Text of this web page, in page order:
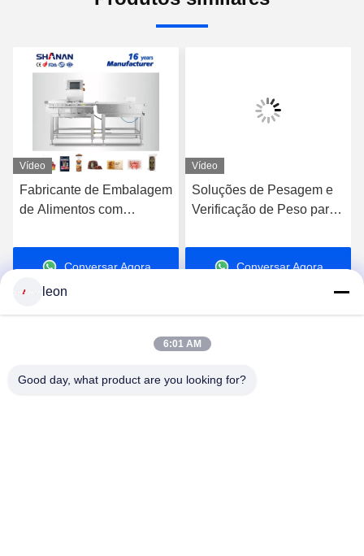
Vídeo
Fabricante de Embalagem
de Alimentos com
Automática e Verificadora
Conversar Agora
Vídeo
Soluções de Pesagem e
Verificação de Peso para
Balanças Verificadoras e
Transportadoras
Conversar Agora
GUANGDONG SHANAN TECHNOLOGY
leon
6:01 AM
Good day, what product are you looking for?